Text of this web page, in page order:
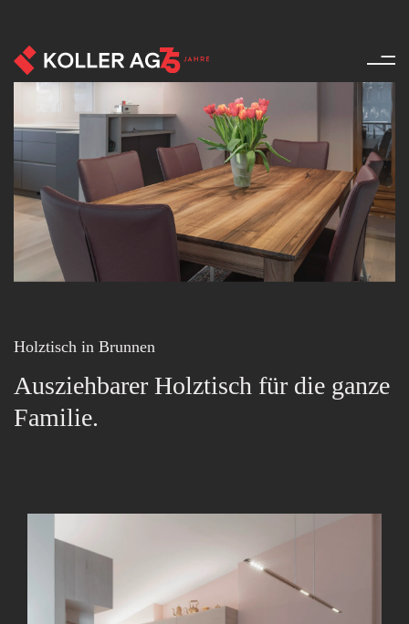
Holztisch in Brunnen
Ausziehbarer Holztisch für die ganze
Familie.